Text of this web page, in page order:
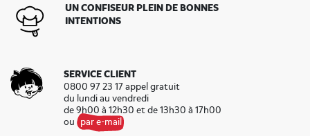
UN CONFISEUR PLEIN DE BONNES
INTENTIONS
SERVICE CLIENT
0800 97 23 17 appel gratuit
du lundi au vendredi
de 9h00 à 12h30 et de 13h30 à 17h00
ou par e-mail